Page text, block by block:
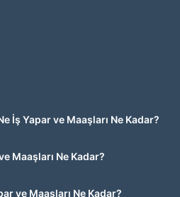
İş Yapar ve Maaşları Ne Kadar?
Maaşları Ne Kadar?
ve Maaşları Ne Kadar?